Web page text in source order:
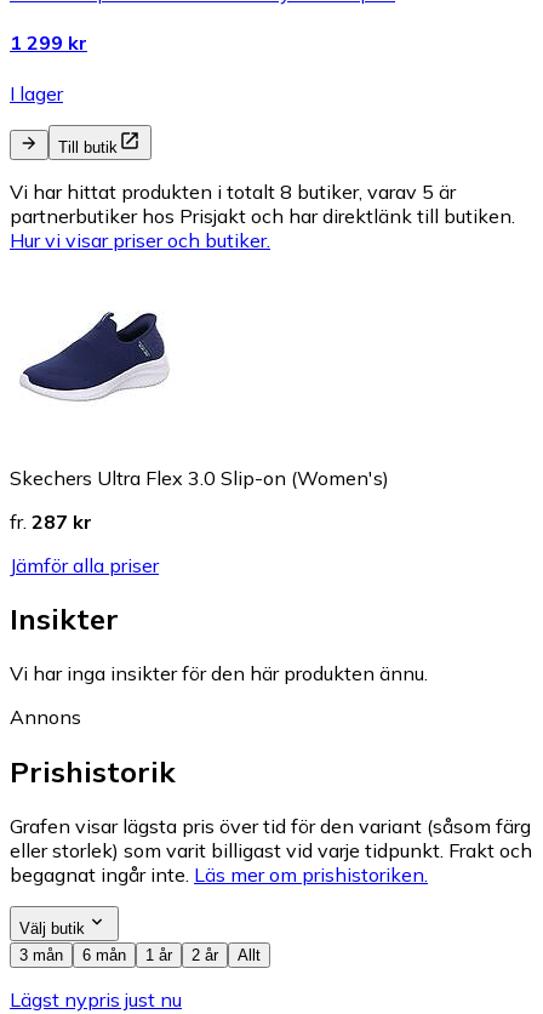
1 299 kr
I lager
Till butik
Vi har hittat produkten i totalt 8 butiker, varav 5 är
partnerbutiker hos Prisjakt och har direktlänk till butiken.
Hur vi visar priser och butiker.
Skechers Ultra Flex 3.0 Slip-on (Women's)
fr. 287 kr
Jämför alla priser
Insikter
Vi har inga insikter för den här produkten ännu.
Annons
Prishistorik
Grafen visar lägsta pris över tid för den variant (såsom färg
eller storlek) som varit billigast vid varje tidpunkt. Frakt och
begagnat ingår inte. Läs mer om prishistoriken.
Välj butik
3 mån
6 mån 1 år 2 år Allt
Lägst nypris just nu